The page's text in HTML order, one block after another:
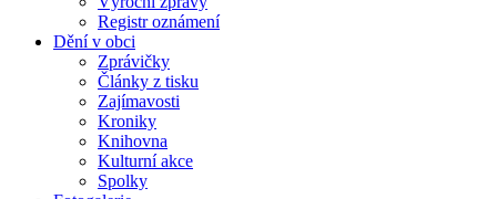
Registr oznámení
Dění v obci
Zprávičky
Články z tisku
Zajímavosti
Kroniky
Knihovna
Kulturní akce
Spolky